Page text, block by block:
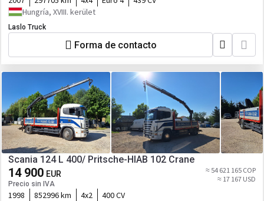
Hungría, XVIII. kerület
Laslo Truck
Forma de contacto
Scania 124 L 400/ Pritsche-HIAB 102 Crane
14 900 EUR
Precio sin IVA
≈ 54 621 165 COP
≈ 17 167 USD
1998 852996 km 4x2
400 CV